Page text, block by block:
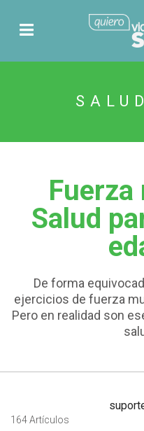
Salud
De forma
ejercicios de fuerza
Pero en realidad son
164 Artículos